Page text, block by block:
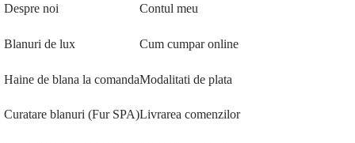
Despre noi
Blanuri de lux
Haine de blana la comanda
Curatare blanuri (Fur SPA)
Contul meu
Cum cumpar online
Modalitati de plata
Livrarea comenzilor